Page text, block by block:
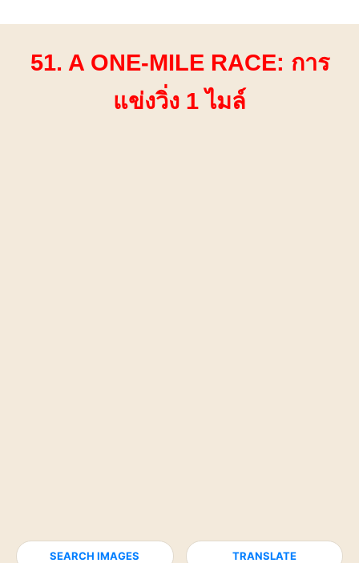
51. A ONE-MILE RACE: การ
แข่งวิ่ง 1 ไมล์
SEARCH IMAGES TRANSLATE